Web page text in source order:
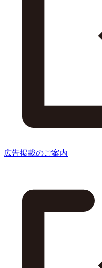
広告掲載のご案内